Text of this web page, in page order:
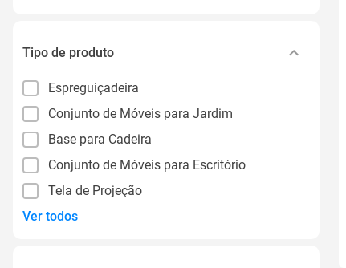
Tipo de produto
Espreguiçadeira
Conjunto de Móveis para Jardim
Base para Cadeira
Conjunto de Móveis para Escritório
Tela de Projeção
Ver todos